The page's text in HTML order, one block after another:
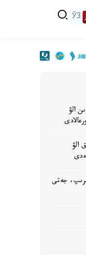
ЎЗ
الۋ
الۋ
جەتى